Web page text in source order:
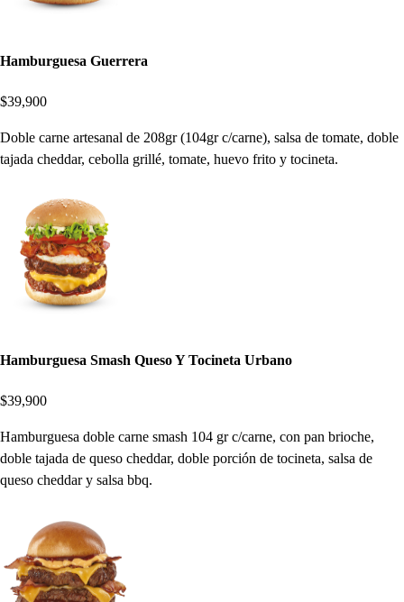
Hamburguesa Guerrera
$39,900
Doble carne artesanal de 208gr (104gr c/carne), salsa de tomate, doble
tajada cheddar, cebolla grillé, tomate, huevo frito y tocineta.
Hamburguesa Smash Queso Y Tocineta Urbano
$39,900
Hamburguesa doble carne smash 104 gr c/carne, con pan brioche,
doble tajada de queso cheddar, doble porción de tocineta, salsa de
queso cheddar y salsa bbq.